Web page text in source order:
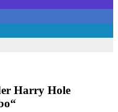
Harry Hole
“